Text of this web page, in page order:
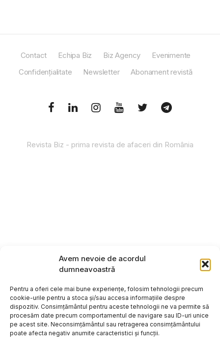
Avem nevoie de acordul
dumneavoastră
Pentru a oferi cele mai bune experiențe, folosim tehnologii precum
cookie-urile pentru a stoca și/sau accesa informațiile despre
dispozitiv. Consimțământul pentru aceste tehnologii ne va permite să
procesăm date precum comportamentul de navigare sau ID-uri unice
pe acest site. Neconsimțământul sau retragerea consimțământului
poate afecta negativ anumite caracteristici și funcții.
Contact Echipa Biz Biz Agency
Evenimente
Confidențialitate
Newsletter Abonament revistă
Revista Biz - prima revista de afaceri din România